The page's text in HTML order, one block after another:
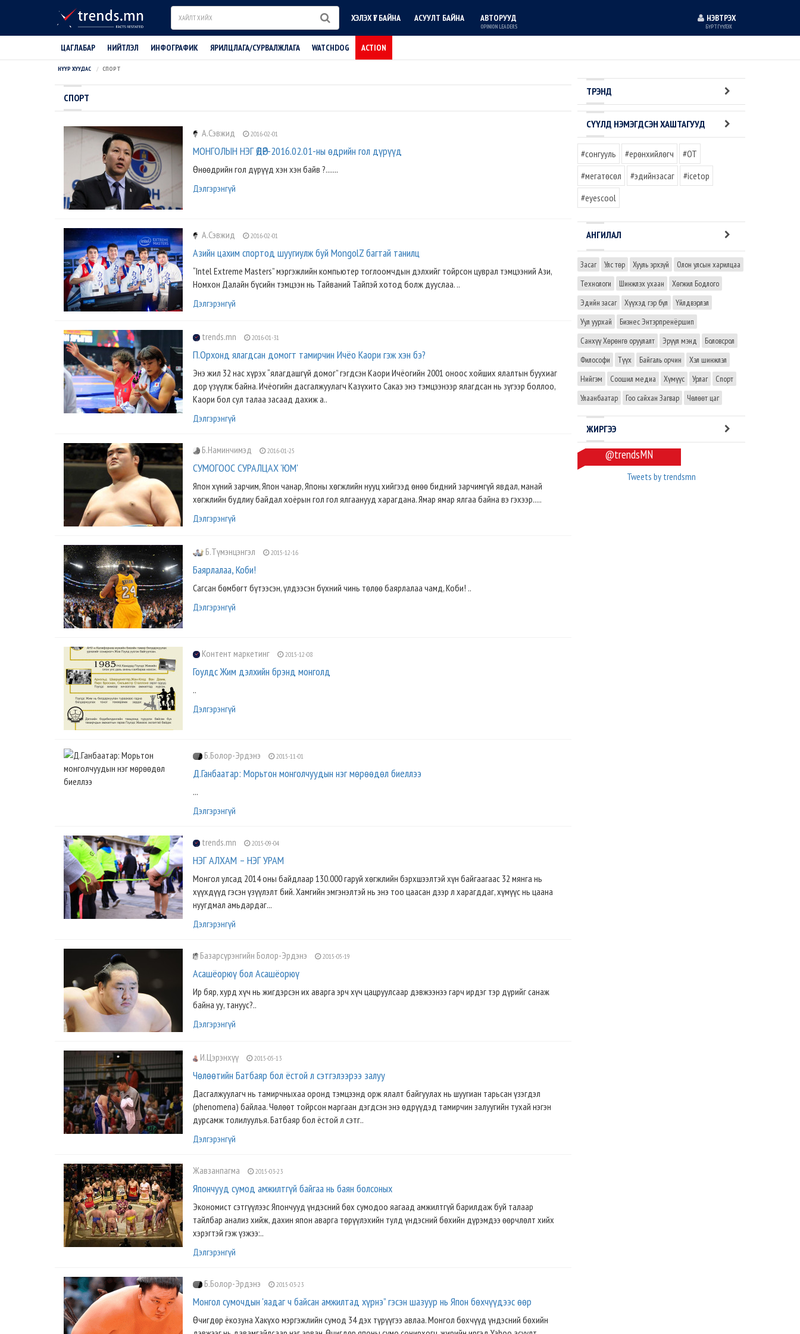
Search ХЭЛЭХ ҮГ БАЙНА АСУУЛТ БАЙНА АВТОРУУД
OPINION LEADERS
НЭВТРЭХ
БҮРТГҮҮЛЭХ
ЦАГЛАБАР НИЙТЛЭЛ ИНФОГРАФИК ЯРИЛЦЛАГА/СУРВАЛЖЛАГА WATCHDOG ACTION
НҮҮР ХУУДАС СПОРТ
СПОРТ
А.Сэвжид 2016-02-01
МОНГОЛЫН НЭГ ӨДӨР-2016.02.01-ны өдрийн гол дүрүүд
Өнөөдрийн гол дүрүүд хэн хэн байв ?.......
Дэлгэрэнгүй
А.Сэвжид 2016-02-01
Азийн цахим спортод шуугиулж буй MongolZ багтай танилц
“Intel Extreme Masters” мэргэжлийн компьютер тоглоомчдын дэлхийг тойрсон цуврал тэмцээний Ази,
Номхон Далайн бүсийн тэмцээн нь Тайваний Тайпэй хотод болж дууслаа. ..
Дэлгэрэнгүй
trends.mn 2016-01-31
П.Орхонд ялагдсан домогт тамирчин Ичёо Каори гэж хэн бэ?
Энэ жил 32 нас хүрэх “ялагдашгүй домог” гэгдсэн Каори Ичёогийн 2001 оноос хойших ялалтын буухиаг
дор үзүүлж байна. Ичёогийн дасгалжуулагч Казүхито Сакаэ энэ тэмцээнээр ялагдсан нь зүгээр боллоо,
Каори бол сул талаа засаад дахиж а..
Дэлгэрэнгүй
Б.Наминчимэд 2016-01-25
СУМОГООС СУРАЛЦАХ 'ЮМ'
Япон хүний зарчим, Япон чанар, Японы хөгжлийн нууц хийгээд өнөө бидний зарчимгүй явдал, манай
хөгжлийн будлиу байдал хоёрын гол гол ялгаанууд харагдана. Ямар ямар ялгаа байна вэ гэхээр.....
Дэлгэрэнгүй
Б.Түмэнцэнгэл 2015-12-16
Баярлалаа, Коби!
Сагсан бөмбөгт бүтээсэн, үлдээсэн бүхний чинь төлөө баярлалаа чамд, Коби! ..
Дэлгэрэнгүй
Контент маркетинг 2015-12-08
Гоулдс Жим дэлхийн брэнд монголд
..
Дэлгэрэнгүй
Б.Болор-Эрдэнэ 2015-11-01
Д.Ганбаатар: Морьтон монголчуудын нэг мөрөөдөл биеллээ
...
Дэлгэрэнгүй
trends.mn 2015-09-04
НЭГ АЛХАМ – НЭГ УРАМ
Монгол улсад 2014 оны байдлаар 130.000 гаруй хөгжлийн бэрхшээлтэй хүн байгаагаас 32 мянга нь
хүүхдүүд гэсэн үзүүлэлт бий. Хамгийн эмгэнэлтэй нь энэ тоо цаасан дээр л харагддаг, хүмүүс нь цаана
нуугдмал амьдардаг...
Дэлгэрэнгүй
Базарсүрэнгийн Болор-Эрдэнэ 2015-05-19
Асашёорюү бол Асашёорюү
Ир бяр, хурд хүч нь жигдэрсэн их аварга эрч хүч цацруулсаар дэвжээнээ гарч ирдэг тэр дүрийг санаж
байна уу, тануус?..
Дэлгэрэнгүй
И.Цэрэнхүү 2015-05-13
Чөлөөтийн Батбаяр бол ёстой л сэтгэлээрээ залуу
Дасгалжуулагч нь тамирчныхаа оронд тэмцээнд орж ялалт байгуулах нь шуугиан тарьсан үзэгдэл
(phenomena) байлаа. Чөлөөт тойрсон маргаан дэгдсэн энэ өдрүүдэд тамирчин залуугийн тухай нэгэн
дурсамж толилуулъя. Батбаяр бол ёстой л сэтг..
Дэлгэрэнгүй
Жавзанпагма 2015-03-23
Япончууд сумод амжилтгүй байгаа нь баян болсоных
Экономист сэтгүүлээс Япончууд үндэсний бөх сумодоо яагаад амжилтгүй барилдаж буй талаар
тайлбар анализ хийж, дахин япон аварга төрүүлэхийн тулд үндэсний бөхийн дүрэмдээ өөрчлөлт хийх
хэрэгтэй гэж үзжээ:..
Дэлгэрэнгүй
Б.Болор-Эрдэнэ 2015-03-23
Монгол сумочдын 'яадаг ч байсан амжилтад хүрнэ” гэсэн шазуур нь Япон бөхчүүдээс өөр
Өчигдөр ёкозуна Хакүхо мэргэжлийн сумод 34 дэх түрүүгээ авлаа. Монгол бөхчүүд үндэсний бөхийн
ТРЭНД
СҮҮЛД НЭМЭГДСЭН ХАШТАГУУД
#сонгууль #ерөнхийлөгч
#OT
#мегатөсөл
#эдийнзасаг
#icetop
#eyescool
АНГИЛАЛ
Засаг Улс төр Хууль эрхзүй
Олон улсын харилцаа
Технологи
Шинжлэх ухаан
Хөгжил Бодлого
Эдийн засаг
Хүүхэд гэр бүл
Үйлдвэрлэл
Уул уурхай
Бизнес Энтэрпренёршип
Санхүү Хөрөнгө оруулалт
Эрүүл мэнд
Боловсрол
Философи
Түүх Байгаль орчин
Хэл шинжлэл
Нийгэм
Соошил медиа Хүмүүс Урлаг
Спорт
Улаанбаатар
Гоо сайхан Загвар Чөлөөт цаг
ЖИРГЭЭ
@trendsMN
Tweets by trendsmn